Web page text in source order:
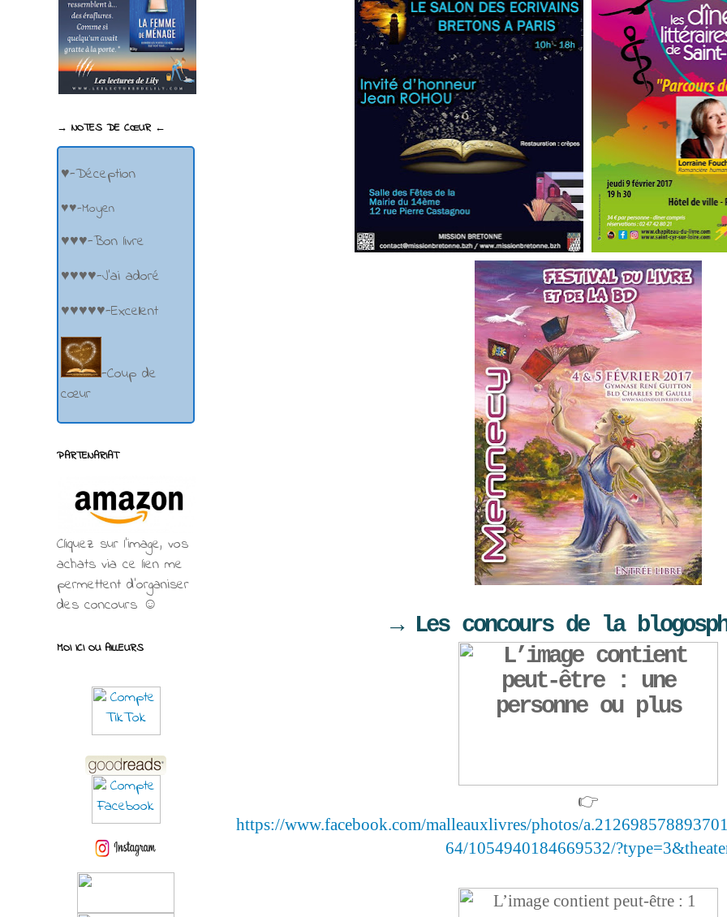
→ Les concours de la
👉
https://www.facebook.com/malleauxlivres/photos/
64/1054940184669532/
→ NOTES DE CŒUR ←
♥-Déception
♥♥-Moyen
♥♥♥-Bon livre
♥♥♥♥-J'ai adoré
♥♥♥♥♥-Excellent
-Coup de
cœur
PARTENARIAT
Cliquez sur l'image, vos
achats via ce lien me
permettent d’organiser
des concours ☺
MOI ICI OU AILLEURS